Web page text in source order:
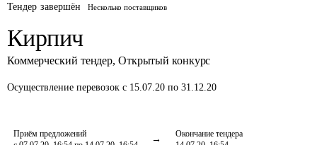
Тендер завершён Несколько поставщиков
Кирпич
Коммерческий тендер, Открытый конкурс
Осуществление перевозок с 15.07.20 по 31.12.20
Приём предложений
Окончание тендера